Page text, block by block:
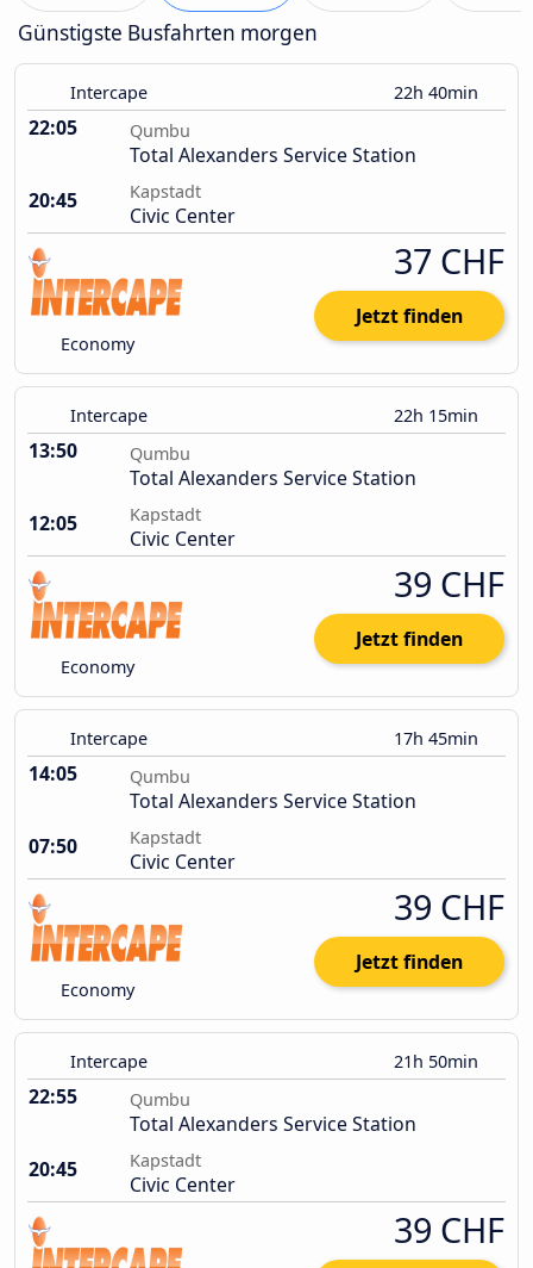
Günstigste Busfahrten morgen
Intercape 22h 40min
22:05 Qumbu
Total Alexanders Service Station
20:45
Kapstadt
Civic Center
Economy
37 CHF
Jetzt finden
Intercape 22h 15min
13:50 Qumbu
Total Alexanders Service Station
12:05
Kapstadt
Civic Center
Economy
39 CHF
Jetzt finden
Intercape 17h 45min
14:05 Qumbu
Total Alexanders Service Station
07:50
Kapstadt
Civic Center
Economy
39 CHF
Jetzt finden
Intercape 21h 50min
22:55 Qumbu
Total Alexanders Service Station
20:45
Kapstadt
Civic Center
39 CHF